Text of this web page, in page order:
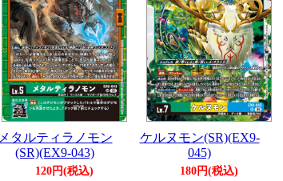
メタルティラノモン
(SR)(EX9-043)
120円(税込)
ケルヌモン(SR)(EX9-
045)
180円(税込)